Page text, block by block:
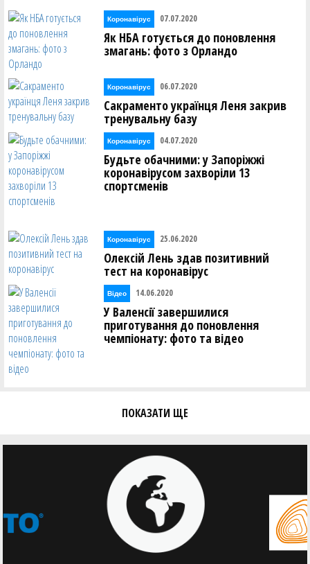
Коронавірус 07.07.2020
Як НБА готується до поновлення
змагань: фото з Орландо
Коронавірус 06.07.2020
Сакраменто українця Леня закрив
тренувальну базу
Коронавірус 04.07.2020
Будьте обачними: у Запоріжжі
коронавірусом захворіли 13
спортсменів
Коронавірус 25.06.2020
Олексій Лень здав позитивний
тест на коронавірус
Відео 14.06.2020
У Валенсії завершилися
приготування до поновлення
чемпіонату: фото та відео
ПОКАЗАТИ ЩЕ